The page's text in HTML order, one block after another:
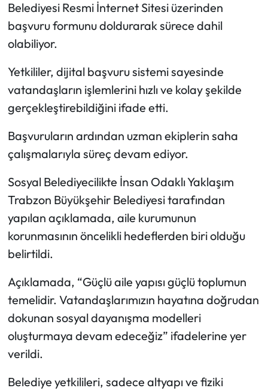
Belediyesi Resmi İnternet Sitesi üzerinden
başvuru formunu doldurarak sürece dahil
olabiliyor.
Yetkililer, dijital başvuru sistemi sayesinde
vatandaşların işlemlerini hızlı ve kolay şekilde
gerçekleştirebildiğini ifade etti.
Başvuruların ardından uzman ekiplerin saha
çalışmalarıyla süreç devam ediyor.
Sosyal Belediyecilikte İnsan Odaklı Yaklaşım
Trabzon Büyükşehir Belediyesi tarafından
yapılan açıklamada, aile kurumunun
korunmasının öncelikli hedeflerden biri olduğu
belirtildi.
Açıklamada, “Güçlü aile yapısı güçlü toplumun
temelidir. Vatandaşlarımızın hayatına doğrudan
dokunan sosyal dayanışma modelleri
oluşturmaya devam edeceğiz” ifadelerine yer
verildi.
Belediye yetkilileri, sadece altyapı ve fiziki